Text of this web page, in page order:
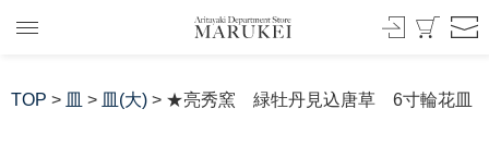
TOP > 皿 > 皿(大) > ★亮秀窯 緑牡丹見込唐草 6寸輪花皿